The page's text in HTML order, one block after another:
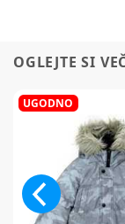
OGLEJTE SI
UGODNO